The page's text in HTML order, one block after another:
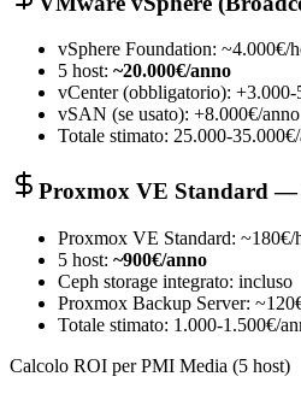
vSphere Foundation: ~4.000€/
5 host: ~20.000€/anno
vCenter (obbligatorio): +3.000-
vSAN (se usato): +8.000€/anno
Totale stimato: 25.000-
Proxmox VE Standard —
Proxmox VE Standard: ~180€/
5 host: ~900€/anno
Ceph storage integrato: incluso
Proxmox Backup Server:
Totale stimato: 1.000-1.500€/
Calcolo ROI per PMI Media (5 host)